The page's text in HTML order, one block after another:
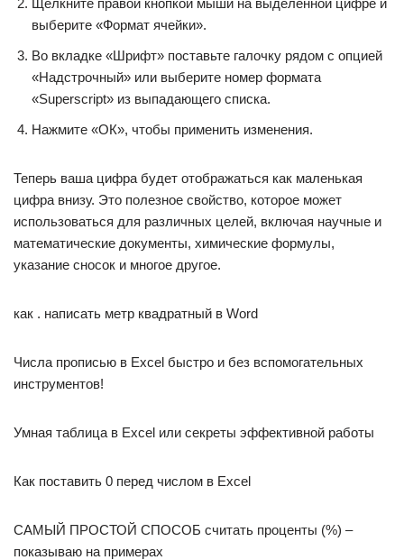
выберите «Формат ячейки».
Во вкладке «Шрифт» поставьте галочку рядом с опцией
«Надстрочный» или выберите номер формата
«Superscript» из выпадающего списка.
Нажмите «ОК», чтобы применить изменения.
Теперь ваша цифра будет отображаться как маленькая
цифра внизу. Это полезное свойство, которое может
использоваться для различных целей, включая научные и
математические документы, химические формулы,
указание сносок и многое другое.
как . написать метр квадратный в Word
Числа прописью в Excel быстро и без вспомогательных
инструментов!
Умная таблица в Excel или секреты эффективной работы
Как поставить 0 перед числом в Excel
САМЫЙ ПРОСТОЙ СПОСОБ считать проценты (%) –
показываю на примерах